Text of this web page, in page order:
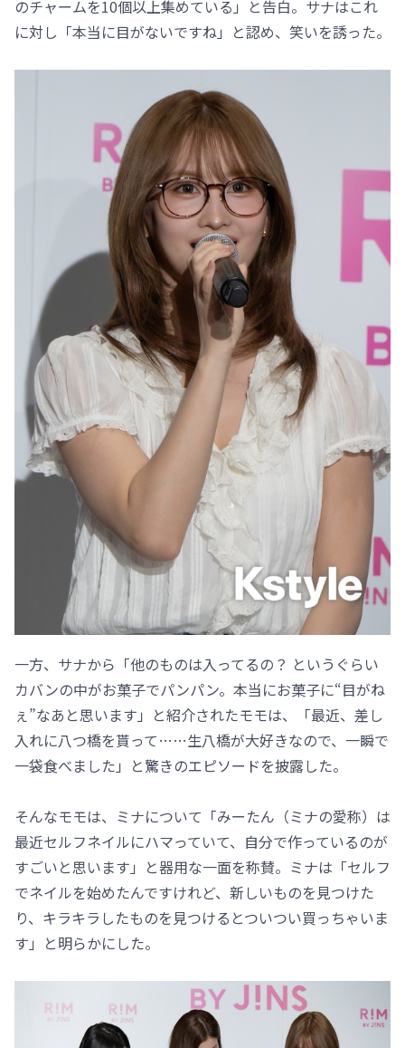
のチャームを10個以上集めている」と告白。サナはこれ
に対し「本当に目がないですね」と認め、笑いを誘った。
一方、サナから「他のものは入ってるの？ というぐらい
カバンの中がお菓子でパンパン。本当にお菓子に“目がね
ぇ”なあと思います」と紹介されたモモは、「最近、差し
入れに八つ橋を貰って……生八橋が大好きなので、一瞬で
一袋食べました」と驚きのエピソードを披露した。
そんなモモは、ミナについて「みーたん（ミナの愛称）は
最近セルフネイルにハマっていて、自分で作っているのが
すごいと思います」と器用な一面を称賛。ミナは「セルフ
でネイルを始めたんですけれど、新しいものを見つけた
り、キラキラしたものを見つけるとついつい買っちゃいま
す」と明らかにした。